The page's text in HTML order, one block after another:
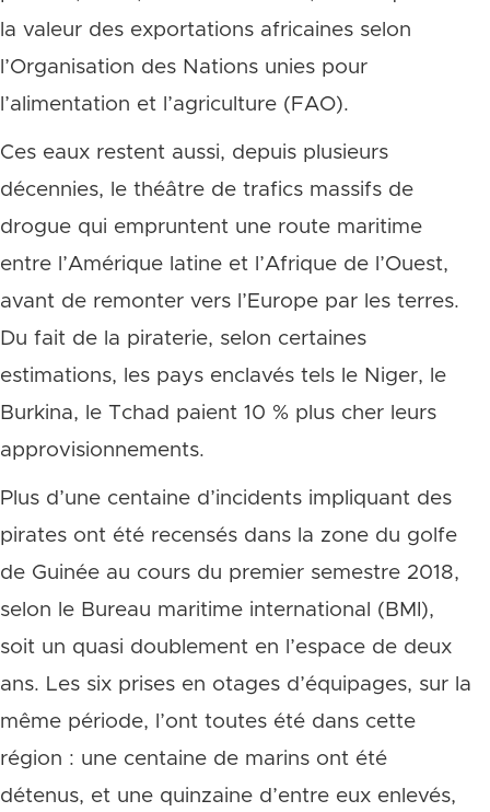
la valeur des exportations africaines selon
l’Organisation des Nations unies pour
l’alimentation et l’agriculture (FAO).
Ces eaux restent aussi, depuis plusieurs
décennies, le théâtre de trafics massifs de
drogue qui empruntent une route maritime
entre l’Amérique latine et l’Afrique de l’Ouest,
avant de remonter vers l’Europe par les terres.
Du fait de la piraterie, selon certaines
estimations, les pays enclavés tels le Niger, le
Burkina, le Tchad paient 10 % plus cher leurs
approvisionnements.
Plus d’une centaine d’incidents impliquant des
pirates ont été recensés dans la zone du golfe
de Guinée au cours du premier semestre 2018,
selon le Bureau maritime international (BMI),
soit un quasi doublement en l’espace de deux
ans. Les six prises en otages d’équipages, sur la
même période, l’ont toutes été dans cette
région : une centaine de marins ont été
détenus, et une quinzaine d’entre eux enlevés,